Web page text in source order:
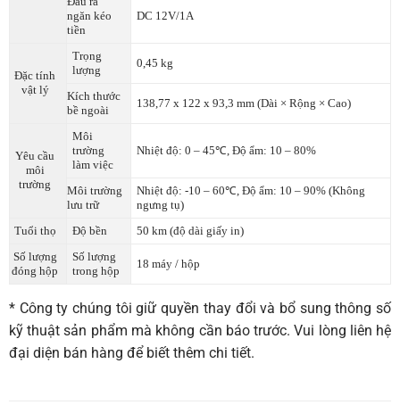
ngăn kéo
tiền
DC 12V/1A
Đặc tính
vật lý
Trọng
lượng
0,45 kg
Kích thước
bề ngoài
138,77 x 122 x 93,3 mm (Dài × Rộng × Cao)
Yêu cầu
môi
trường
Môi
trường
làm việc
Nhiệt độ: 0 – 45℃, Độ ẩm: 10 – 80%
Môi trường
lưu trữ
Nhiệt độ: -10 – 60℃, Độ ẩm: 10 – 90% (Không
ngưng tụ)
Tuổi thọ Độ bền 50 km (độ dài giấy in)
Số lượng
đóng hộp
Số lượng
trong hộp
18 máy / hộp
* Công ty chúng tôi giữ quyền thay đổi và bổ sung thông số
kỹ thuật sản phẩm mà không cần báo trước. Vui lòng liên hệ
đại diện bán hàng để biết thêm chi tiết.